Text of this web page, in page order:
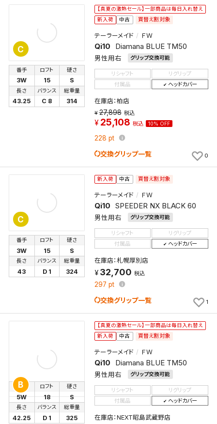
C
【真夏の激熱セール】一部商品は毎日入れ替え
新入荷
中古 買替え割対象
テーラーメイド ＦＷ
Qi10 Diamana BLUE TM50
男性用右
グリップ交換可能
番手
3W
ロフト
15
硬さ
S
長さ
43.25
バランス
C 8
総重量
314
リシャフト
リグリップ
付属品
ヘッドカバー
在庫店：柏店
27,898 税込
25,108 税込 10% OFF
228 pt
交換グリップ一覧 0
C
新入荷 中古 買替え割対象
テーラーメイド ＦＷ
Qi10 SPEEDER NX BLACK 60
男性用右 グリップ交換可能
番手
3W
ロフト
15
硬さ
S
長さ
43
バランス
D 1
総重量
324
リシャフト
リグリップ
付属品
ヘッドカバー
在庫店：札幌厚別店
32,700 税込
297 pt
交換グリップ一覧 1
B
【真夏の激熱セール】一部商品は毎日入れ替え
新入荷
中古 買替え割対象
テーラーメイド ＦＷ
Qi10 Diamana BLUE TM50
男性用右
グリップ交換可能
番手
5W
ロフト
18
硬さ
S
長さ
42.25
バランス
D 1
総重量
325
リシャフト
リグリップ
付属品
ヘッドカバー
在庫店：NEXT昭島武蔵野店